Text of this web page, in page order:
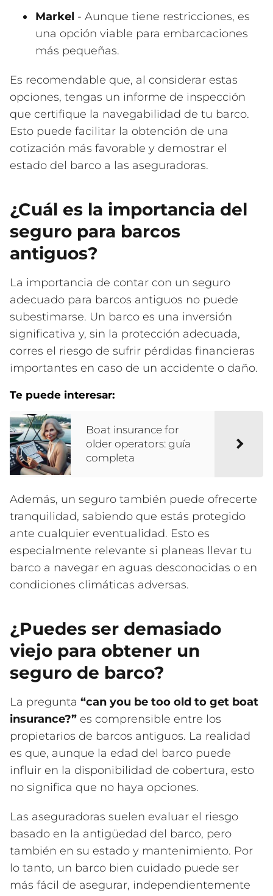
Markel - Aunque tiene restricciones, es
una opción viable para embarcaciones
más pequeñas.
Es recomendable que, al considerar estas
opciones, tengas un informe de inspección
que certifique la navegabilidad de tu barco.
Esto puede facilitar la obtención de una
cotización más favorable y demostrar el
estado del barco a las aseguradoras.
¿Cuál es la importancia del
seguro para barcos
antiguos?
La importancia de contar con un seguro
adecuado para barcos antiguos no puede
subestimarse. Un barco es una inversión
significativa y, sin la protección adecuada,
corres el riesgo de sufrir pérdidas financieras
importantes en caso de un accidente o daño.
Te puede interesar:
Boat insurance for
older operators: guía
completa
Además, un seguro también puede ofrecerte
tranquilidad, sabiendo que estás protegido
ante cualquier eventualidad. Esto es
especialmente relevante si planeas llevar tu
barco a navegar en aguas desconocidas o en
condiciones climáticas adversas.
¿Puedes ser demasiado
viejo para obtener un
seguro de barco?
La pregunta “can you be too old to get boat
insurance?” es comprensible entre los
propietarios de barcos antiguos. La realidad
es que, aunque la edad del barco puede
influir en la disponibilidad de cobertura, esto
no significa que no haya opciones.
Las aseguradoras suelen evaluar el riesgo
basado en la antigüedad del barco, pero
también en su estado y mantenimiento. Por
lo tanto, un barco bien cuidado puede ser
más fácil de asegurar, independientemente